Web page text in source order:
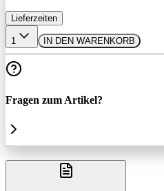
Lieferzeiten
1 IN DEN WARENKORB
Fragen zum Artikel?